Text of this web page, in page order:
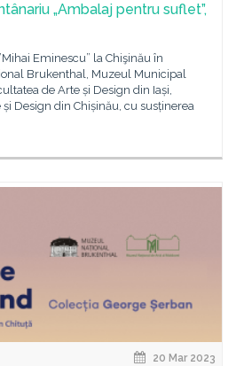
„Ambalaj pentru suflet”,
Eminescu” la Chişinău în
Brukenthal, Muzeul Municipal
de Arte și Design din Iași,
Design din Chișinău, cu susținerea
20 Mar 2023